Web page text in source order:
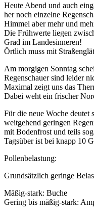
Heute Abend und auch
her noch einzelne
Himmel aber mehr und
Die Frühwerte liegen
Grad im Landesinneren!
Örtlich muss mit
Am morgigen Sonntag
Regenschauer sind leider
Maximal zeigt uns das
Dabei weht ein frischer
Für die neue Woche deutet
weitgehend geringen
mit Bodenfrost und teils
Tagsüber ist bei knapp 10
Pollenbelastung:
Grundsätzlich geringe
Mäßig-stark: Buche
Gering bis mäßig-stark: